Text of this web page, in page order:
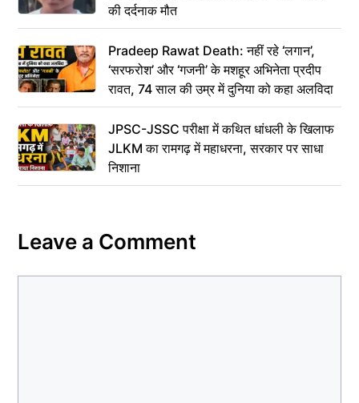
की दर्दनाक मौत
Pradeep Rawat Death: नहीं रहे ‘लगान’,
‘सरफरोश’ और ‘गजनी’ के मशहूर अभिनेता प्रदीप
रावत, 74 साल की उम्र में दुनिया को कहा अलविदा
JPSC-JSSC परीक्षा में कथित धांधली के खिलाफ
JLKM का रामगढ़ में महाधरना, सरकार पर साधा
निशाना
Leave a Comment